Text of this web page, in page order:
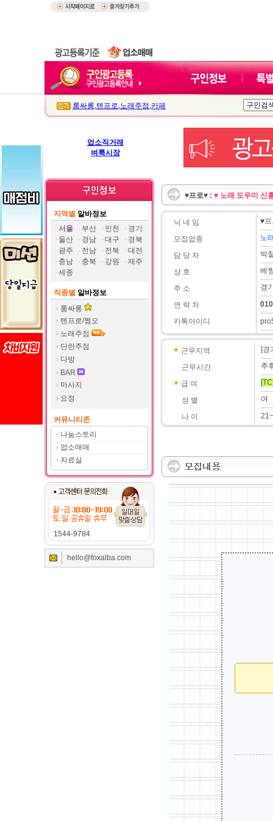
룸싸롱,텐프로,노래주점 ,카페
업소직거래
벼룩시장
지역별 알바정보
서울
부산 인천
경기
울산
경남 대구
경북
광주
전남 전북
대전
충남
충북 강원
제주
세종
직종별 알바정보
룸싸롱
텐프로/쩜오
노래주점
단란주점
다방
BAR
마사지
요정
커뮤니티존
나눔스토리
업소매매
자료실
1544-9784
hello@foxalba.com
♥프로♥ : ♥ 노래 도우미 신
닉 네 임
모집업종
담 당 자
상 호
주 소
연 락 처
카톡아이디
♥
노
박
베
경
근무지역
근무시간
급 여
성 별
나 이
[경
추
여